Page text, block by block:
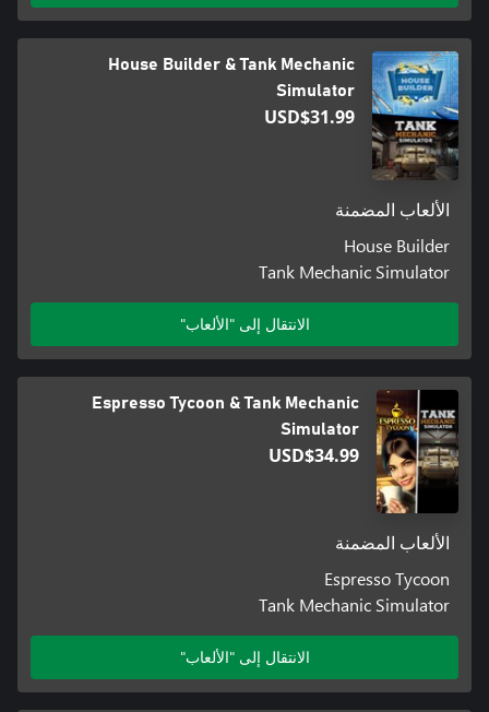
House Builder & Tank Mechanic
Simulator
USD$31.99
الألعاب المضمنة
House Builder
Tank Mechanic Simulator
الانتقال إلى "الألعاب"
Espresso Tycoon & Tank Mechanic
Simulator
USD$34.99
الألعاب المضمنة
Espresso Tycoon
Tank Mechanic Simulator
الانتقال إلى "الألعاب"